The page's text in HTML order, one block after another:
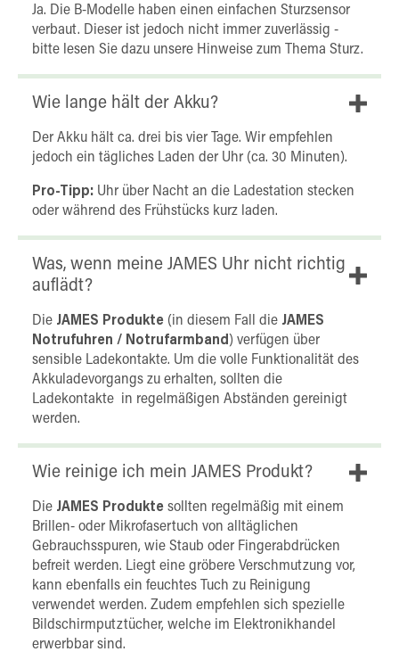
Ja. Die B-Modelle haben einen einfachen Sturzsensor
verbaut. Dieser ist jedoch nicht immer zuverlässig -
bitte lesen Sie dazu unsere Hinweise zum Thema Sturz.
Wie lange hält der Akku?
Der Akku hält ca. drei bis vier Tage. Wir empfehlen
jedoch ein tägliches Laden der Uhr (ca. 30 Minuten).
Pro-Tipp: Uhr über Nacht an die Ladestation stecken
oder während des Frühstücks kurz laden.
Was, wenn meine JAMES Uhr nicht richtig
auflädt?
Die JAMES Produkte (in diesem Fall die JAMES
Notrufuhren / Notrufarmband ) verfügen über
sensible Ladekontakte. Um die volle Funktionalität des
Akkuladevorgangs zu erhalten, sollten die
Ladekontakte in regelmäßigen Abständen gereinigt
werden.
Wie reinige ich mein JAMES Produkt?
Die JAMES Produkte sollten regelmäßig mit einem
Brillen- oder Mikrofasertuch von alltäglichen
Gebrauchsspuren, wie Staub oder Fingerabdrücken
befreit werden. Liegt eine gröbere Verschmutzung vor,
kann ebenfalls ein feuchtes Tuch zu Reinigung
verwendet werden. Zudem empfehlen sich spezielle
Bildschirmputztücher, welche im Elektronikhandel
erwerbbar sind.